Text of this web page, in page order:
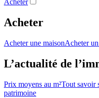
Acheter
Acheter
Acheter une maisonAcheter
L’actualité de
Prix moyens au m²Tout savoir
patrimoine